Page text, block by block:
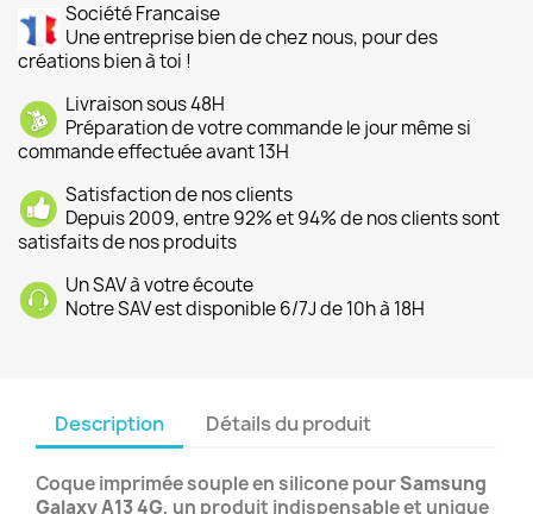
Société Francaise
Une entreprise bien de chez nous, pour des
créations bien à toi !
Livraison sous 48H
Préparation de votre commande le jour même si
commande effectuée avant 13H
Satisfaction de nos clients
Depuis 2009, entre 92% et 94% de nos clients sont
satisfaits de nos produits
Un SAV à votre écoute
Notre SAV est disponible 6/7J de 10h à 18H
Description Détails du produit
Coque imprimée souple en silicone pourSamsung
Galaxy A13 4G, un produit indispensable et unique